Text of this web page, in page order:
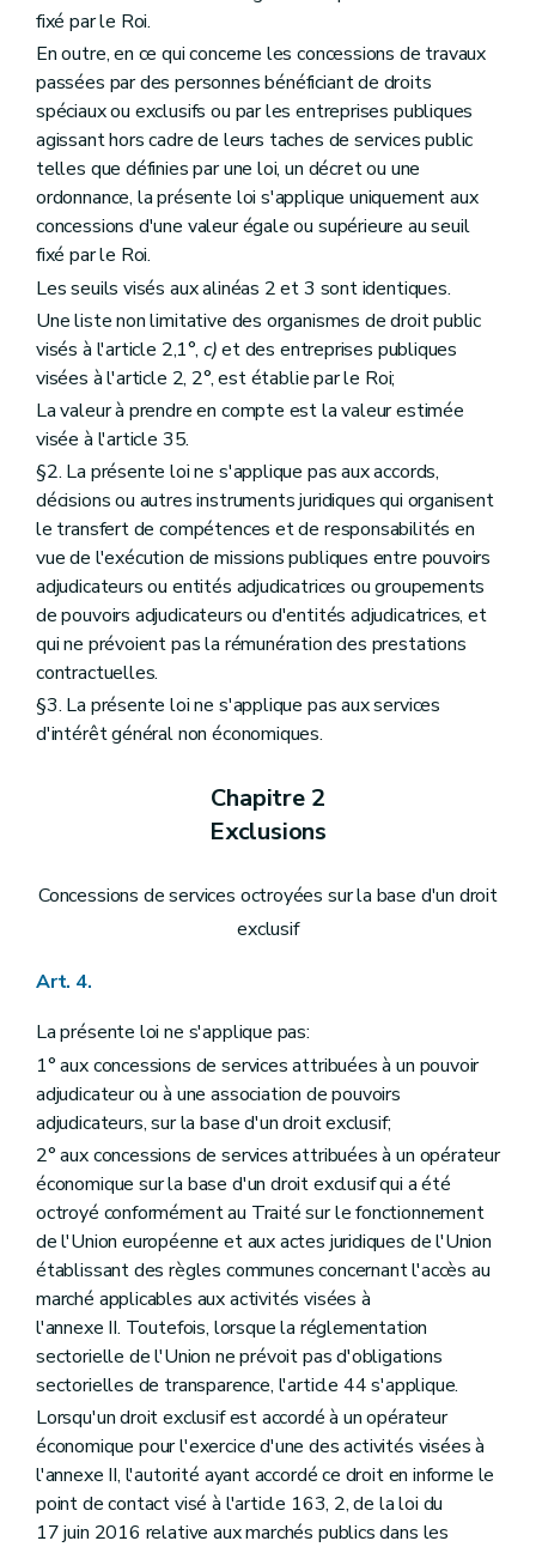
fixé par le Roi.
En outre, en ce qui concerne les concessions de travaux
passées par des personnes bénéficiant de droits
spéciaux ou exclusifs ou par les entreprises publiques
agissant hors cadre de leurs taches de services public
telles que définies par une loi, un décret ou une
ordonnance, la présente loi s'applique uniquement aux
concessions d'une valeur égale ou supérieure au seuil
fixé par le Roi.
Les seuils visés aux alinéas 2 et 3 sont identiques.
Une liste non limitative des organismes de droit public
visés à l'article 2,1°, c)et des entreprises publiques
visées à l'article 2, 2°, est établie par le Roi;
La valeur à prendre en compte est la valeur estimée
visée à l'article 35.
§2. La présente loi ne s'applique pas aux accords,
décisions ou autres instruments juridiques qui organisent
le transfert de compétences et de responsabilités en
vue de l'exécution de missions publiques entre pouvoirs
adjudicateurs ou entités adjudicatrices ou groupements
de pouvoirs adjudicateurs ou d'entités adjudicatrices, et
qui ne prévoient pas la rémunération des prestations
contractuelles.
§3. La présente loi ne s'applique pas aux services
d'intérêt général non économiques.
Chapitre 2
Exclusions
Concessions de services octroyées sur la base d'un droit
exclusif
Art. 4.
La présente loi ne s'applique pas:
1° aux concessions de services attribuées à un pouvoir
adjudicateur ou à une association de pouvoirs
adjudicateurs, sur la base d'un droit exclusif;
2° aux concessions de services attribuées à un opérateur
économique sur la base d'un droit exclusif qui a été
octroyé conformément au Traité sur le fonctionnement
de l'Union européenne et aux actes juridiques de l'Union
établissant des règles communes concernant l'accès au
marché applicables aux activités visées à
l'annexe II. Toutefois, lorsque la réglementation
sectorielle de l'Union ne prévoit pas d'obligations
sectorielles de transparence, l'article 44 s'applique.
Lorsqu'un droit exclusif est accordé à un opérateur
économique pour l'exercice d'une des activités visées à
l'annexe II, l'autorité ayant accordé ce droit en informe le
point de contact visé à l'article 163, 2, de la loi du
17 juin 2016 relative aux marchés publics dans les